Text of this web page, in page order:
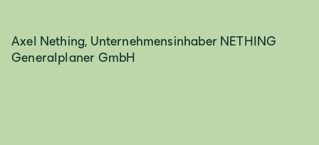
Axel Nething, Unternehmensinhaber NETHING
Generalplaner GmbH